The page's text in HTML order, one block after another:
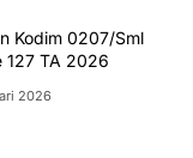
Kodim 0207/Sml
127 TA 2026
2026